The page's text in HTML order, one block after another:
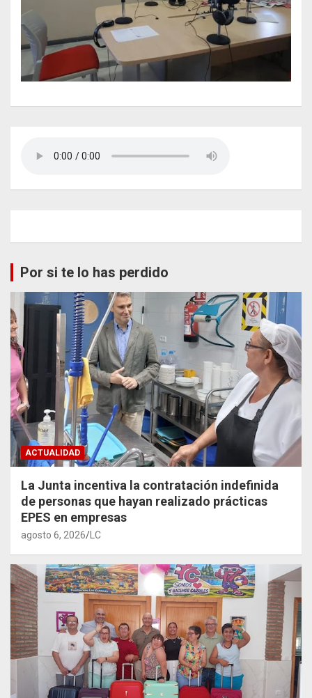
Por si te lo has perdido
ACTUALIDAD
La Junta incentiva la contratación indefinida
de personas que hayan realizado prácticas
EPES en empresas
agosto 6, 2026 LC